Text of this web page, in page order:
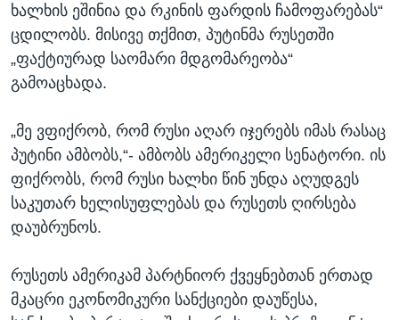
ხალხის ეშინია და რკინის ფარდის ჩამოფარებას“
ცდილობს. მისივე თქმით, პუტინმა რუსეთში
„ფაქტიურად საომარი მდგომარეობა“
გამოაცხადა.
„მე ვფიქრობ, რომ რუსი აღარ იჯერებს იმას რასაც
პუტინი ამბობს,“- ამბობს ამერიკელი სენატორი. ის
ფიქრობს, რომ რუსი ხალხი წინ უნდა აღუდგეს
საკუთარ ხელისუფლებას და რუსეთს ღირსება
დაუბრუნოს.
რუსეთს ამერიკამ პარტნიორ ქვეყნებთან ერთად
მკაცრი ეკონომიკური სანქციები დაუწესა,